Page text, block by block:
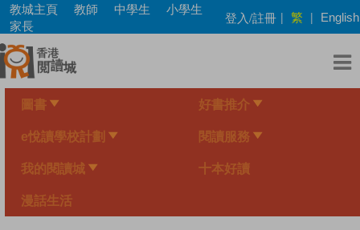
Skip
main
content
教城主頁 教師 中學生
小學生
家長
登入/註冊 | 繁 | English
圖書 好書推介
e悅讀學校計劃 閱讀服務
我的閱讀城 十本好讀
漫話生活